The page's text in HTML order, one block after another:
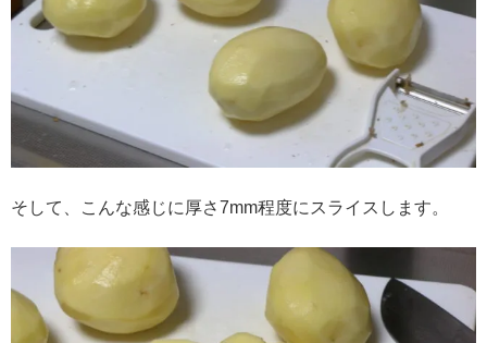
そして、こんな感じに厚さ7mm程度にスライスします。